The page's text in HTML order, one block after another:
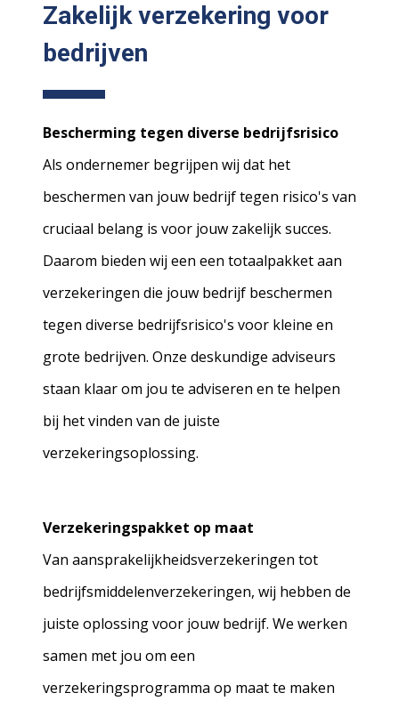
Zakelijk verzekering voor
bedrijven
Bescherming tegen diverse bedrijfsrisico
Als ondernemer begrijpen wij dat het
beschermen van jouw bedrijf tegen risico's van
cruciaal belang is voor jouw zakelijk succes.
Daarom bieden wij een een totaalpakket aan
verzekeringen die jouw bedrijf beschermen
tegen diverse bedrijfsrisico's voor kleine en
grote bedrijven. Onze deskundige adviseurs
staan klaar om jou te adviseren en te helpen
bij het vinden van de juiste
verzekeringsoplossing.
Verzekeringspakket op maat
Van aansprakelijkheidsverzekeringen tot
bedrijfsmiddelenverzekeringen, wij hebben de
juiste oplossing voor jouw bedrijf. We werken
samen met jou om een
verzekeringsprogramma op maat te maken